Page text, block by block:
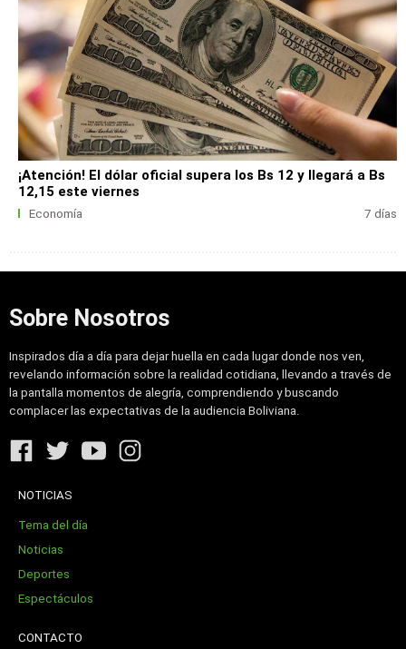
¡Atención! El dólar oficial supera los Bs 12 y llegará a Bs
12,15 este viernes
Economía 7 días
Sobre Nosotros
Inspirados día a día para dejar huella en cada lugar donde nos ven,
revelando información sobre la realidad cotidiana, llevando a través de
la pantalla momentos de alegría, comprendiendo y buscando
complacer las expectativas de la audiencia Boliviana.
NOTICIAS
Tema del día
Noticias
Deportes
Espectáculos
CONTACTO